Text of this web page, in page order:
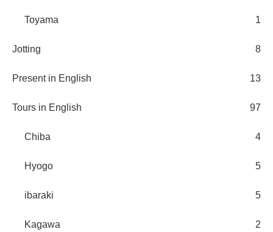
Toyama 1
Jotting 8
Present in English 13
Tours in English 97
Chiba 4
Hyogo 5
ibaraki 5
Kagawa 2